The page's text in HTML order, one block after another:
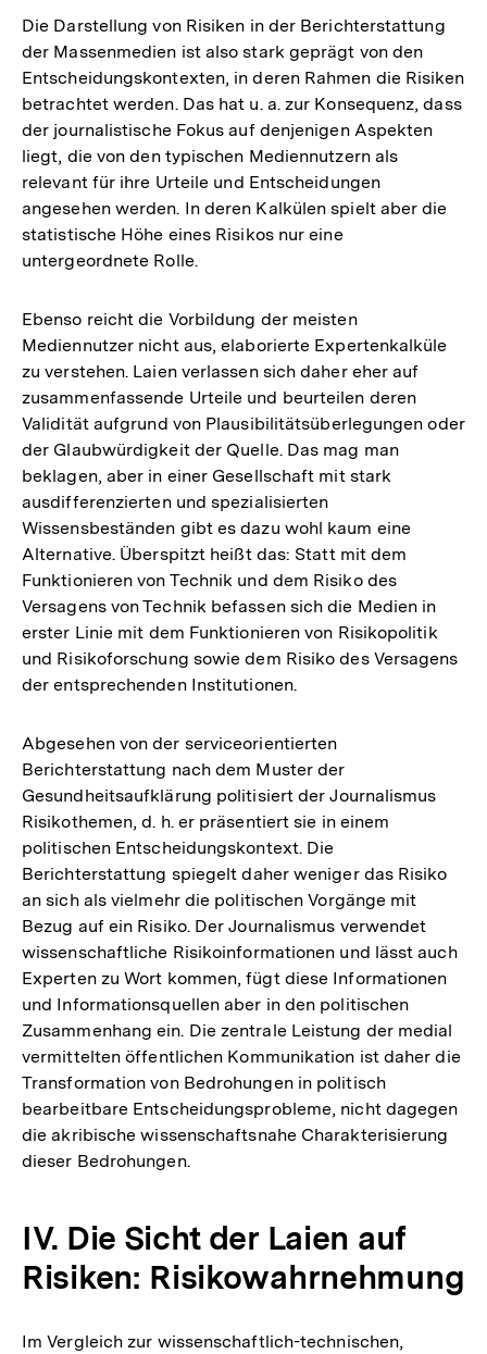
Die Darstellung von Risiken in der Berichterstattung
der Massenmedien ist also stark geprägt von den
Entscheidungskontexten, in deren Rahmen die Risiken
betrachtet werden. Das hat u. a. zur Konsequenz, dass
der journalistische Fokus auf denjenigen Aspekten
liegt, die von den typischen Mediennutzern als
relevant für ihre Urteile und Entscheidungen
angesehen werden. In deren Kalkülen spielt aber die
statistische Höhe eines Risikos nur eine
untergeordnete Rolle.
Ebenso reicht die Vorbildung der meisten
Mediennutzer nicht aus, elaborierte Expertenkalküle
zu verstehen. Laien verlassen sich daher eher auf
zusammenfassende Urteile und beurteilen deren
Validität aufgrund von Plausibilitätsüberlegungen oder
der Glaubwürdigkeit der Quelle. Das mag man
beklagen, aber in einer Gesellschaft mit stark
ausdifferenzierten und spezialisierten
Wissensbeständen gibt es dazu wohl kaum eine
Alternative. Überspitzt heißt das: Statt mit dem
Funktionieren von Technik und dem Risiko des
Versagens von Technik befassen sich die Medien in
erster Linie mit dem Funktionieren von Risikopolitik
und Risikoforschung sowie dem Risiko des Versagens
der entsprechenden Institutionen.
Abgesehen von der serviceorientierten
Berichterstattung nach dem Muster der
Gesundheitsaufklärung politisiert der Journalismus
Risikothemen, d. h. er präsentiert sie in einem
politischen Entscheidungskontext. Die
Berichterstattung spiegelt daher weniger das Risiko
an sich als vielmehr die politischen Vorgänge mit
Bezug auf ein Risiko. Der Journalismus verwendet
wissenschaftliche Risikoinformationen und lässt auch
Experten zu Wort kommen, fügt diese Informationen
und Informationsquellen aber in den politischen
Zusammenhang ein. Die zentrale Leistung der medial
vermittelten öffentlichen Kommunikation ist daher die
Transformation von Bedrohungen in politisch
bearbeitbare Entscheidungsprobleme, nicht dagegen
die akribische wissenschaftsnahe Charakterisierung
dieser Bedrohungen.
IV. Die Sicht der Laien auf
Risiken: Risikowahrnehmung
Im Vergleich zur wissenschaftlich-technischen,